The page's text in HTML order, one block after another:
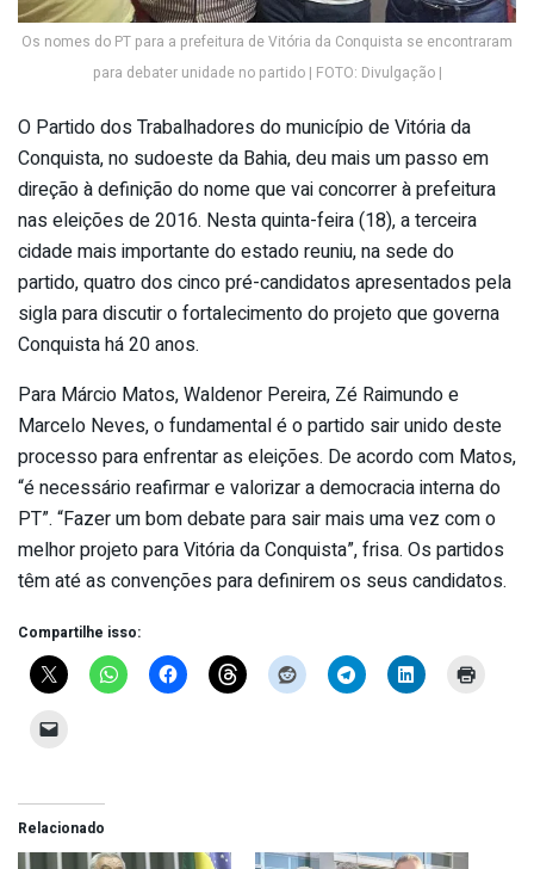
Os nomes do PT para a prefeitura de Vitória da Conquista se encontraram
para debater unidade no partido | FOTO: Divulgação |
O Partido dos Trabalhadores do município de Vitória da
Conquista, no sudoeste da Bahia, deu mais um passo em
direção à definição do nome que vai concorrer à prefeitura
nas eleições de 2016. Nesta quinta-feira (18), a terceira
cidade mais importante do estado reuniu, na sede do
partido, quatro dos cinco pré-candidatos apresentados pela
sigla para discutir o fortalecimento do projeto que governa
Conquista há 20 anos.
Para Márcio Matos, Waldenor Pereira, Zé Raimundo e
Marcelo Neves, o fundamental é o partido sair unido deste
processo para enfrentar as eleições. De acordo com Matos,
“é necessário reafirmar e valorizar a democracia interna do
PT”. “Fazer um bom debate para sair mais uma vez com o
melhor projeto para Vitória da Conquista”, frisa. Os partidos
têm até as convenções para definirem os seus candidatos.
Compartilhe isso:
Relacionado